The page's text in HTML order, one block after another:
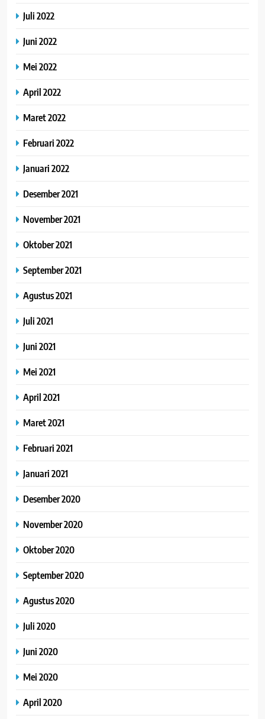
Juli 2022
Juni 2022
Mei 2022
April 2022
Maret 2022
Februari 2022
Januari 2022
Desember 2021
November 2021
Oktober 2021
September 2021
Agustus 2021
Juli 2021
Juni 2021
Mei 2021
April 2021
Maret 2021
Februari 2021
Januari 2021
Desember 2020
November 2020
Oktober 2020
September 2020
Agustus 2020
Juli 2020
Juni 2020
Mei 2020
April 2020